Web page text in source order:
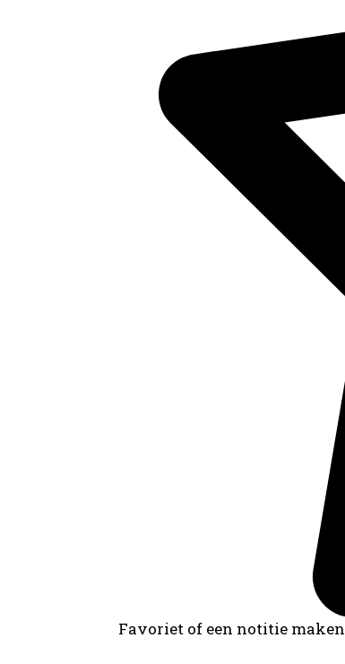
Favoriet of een notitie maken